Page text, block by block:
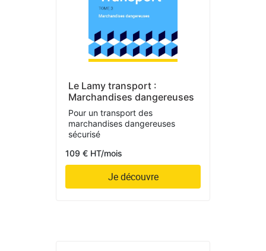
Le Lamy transport :
Marchandises dangereuses
Pour un transport des
marchandises dangereuses
sécurisé
109 € HT/mois
Je découvre